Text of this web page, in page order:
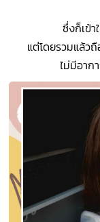
ซึ่งก็เข้า
แต่โดยรวมแล้ว
ไม่มีอาก